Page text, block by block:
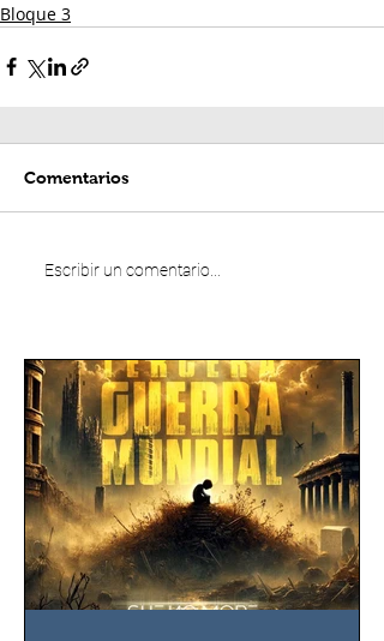
Bloque 3
Comentarios
Escribir un comentario...